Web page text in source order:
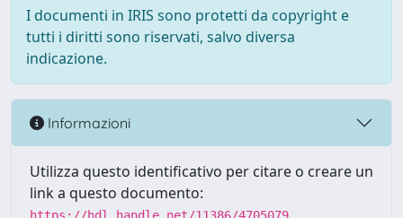
I documenti in IRIS sono protetti da copyright e
tutti i diritti sono riservati, salvo diversa
indicazione.
Informazioni
Utilizza questo identificativo per citare o creare un
link a questo documento: